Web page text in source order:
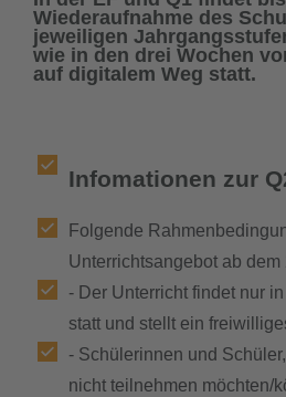
Wiederaufnahme des
jeweiligen
wie in den drei Wochen
auf digitalem Weg statt.
Infomationen zur
Folgende
Unterrichtsangebot ab dem
- Der Unterricht findet nur
statt und stellt ein
- Schülerinnen und
nicht teilnehmen möchten/
sgw.klassenarbeiten